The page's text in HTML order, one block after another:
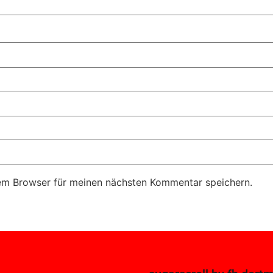
Browser für meinen nächsten Kommentar speichern.